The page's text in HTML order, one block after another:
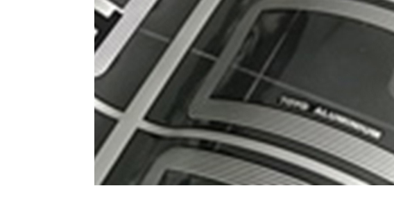
電池開発
を取り扱っています。